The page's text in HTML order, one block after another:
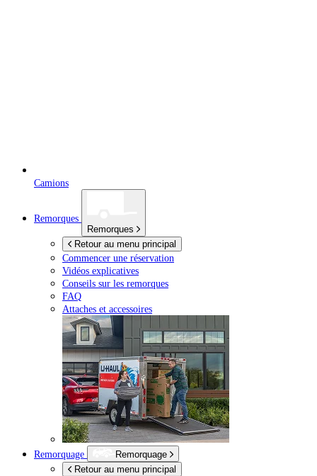
Camions
Remorques
Remorques
Retour au menu principal
Commencer une réservation
Vidéos explicatives
Conseils sur les remorques
FAQ
Attaches et accessoires
Remorquage
Remorquage
Retour au menu principal